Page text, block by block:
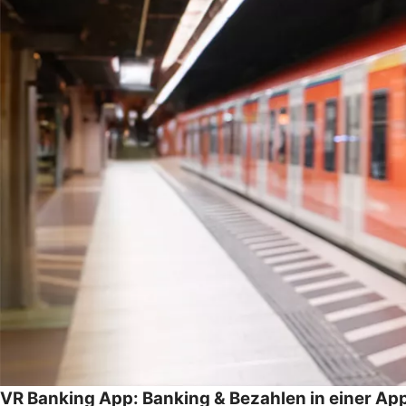
VR Banking App: Banking & Bezahlen in einer